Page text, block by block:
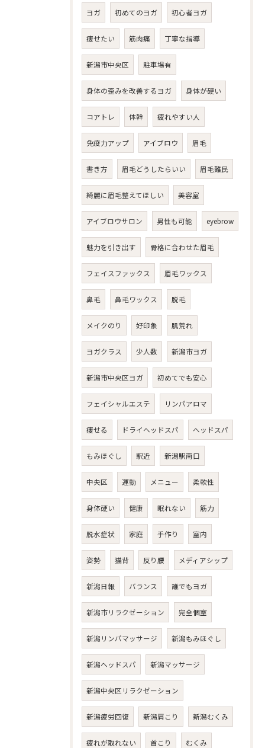
ヨガ 初めてのヨガ 初心者ヨガ
痩せたい 筋肉痛 丁寧な指導
新潟市中央区 駐車場有
身体の歪みを改善するヨガ 身体が硬い
コアトレ 体幹 疲れやすい人
免疫力アップ アイブロウ 眉毛
書き方 眉毛どうしたらいい 眉毛難民
綺麗に眉毛整えてほしい 美容室
アイブロウサロン 男性も可能 eyebrow
魅力を引き出す 骨格に合わせた眉毛
フェイスファックス 眉毛ワックス
鼻毛 鼻毛ワックス 脱毛
メイクのり 好印象 肌荒れ
ヨガクラス 少人数 新潟市ヨガ
新潟市中央区ヨガ 初めてでも安心
フェイシャルエステ リンパアロマ
痩せる ドライヘッドスパ ヘッドスパ
もみほぐし 駅近 新潟駅南口
中央区 運動 メニュー 柔軟性
身体硬い 健康 眠れない 筋力
脱水症状 家庭 手作り 室内
姿勢 猫背 反り腰 メディアシップ
新潟日報 バランス 誰でもヨガ
新潟市リラクゼーション 完全個室
新潟リンパマッサージ 新潟もみほぐし
新潟ヘッドスパ 新潟マッサージ
新潟中央区リラクゼーション
新潟疲労回復 新潟肩こり 新潟むくみ
疲れが取れない 首こり むくみ